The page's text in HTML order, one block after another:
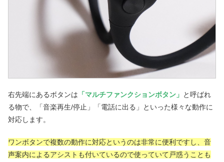
右先端にあるボタンは 「マルチファンクションボタン」 と呼ばれ
る物で、「音楽再生/停止」「電話に出る」といった様々な動作に
対応します。
ワンボタンで複数の動作に対応というのは非常に便利ですし、音
声案内によるアシストも付いているので使っていて戸惑うことも